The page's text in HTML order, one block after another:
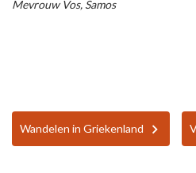
Mevrouw Vos, Samos
Wandelen in Griekenland